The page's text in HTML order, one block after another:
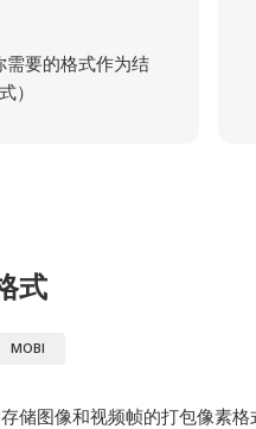
要的格式作为结
）
式
MOBI
储图像和视频帧的打包像素格